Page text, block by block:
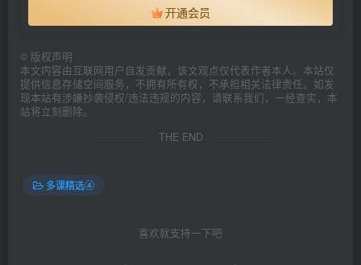
开通会员
© 版权声明
本文内容由互联网用户自发贡献，该文观点仅代表作者本人。本站仅
提供信息存储空间服务，不拥有所有权，不承担相关法律责任。如发
现本站有涉嫌抄袭侵权/违法违规的内容，请联系我们，一经查实，本
站将立刻删除。
THE END
多课精选④
喜欢就支持一下吧